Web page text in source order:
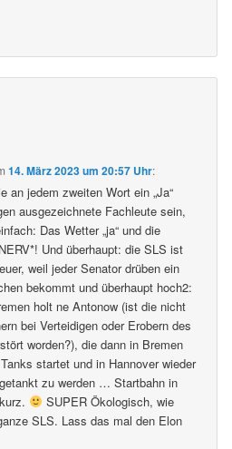
14. März 2023 um 20:57 Uhr:
an jedem zweiten Wort ein „Ja“
ausgezeichnete Fachleute sein,
Das Wetter „ja“ und die
Und überhaupt: die SLS ist
weil jeder Senator drüben ein
bekommt und überhaupt hoch2:
holt ne Antonow (ist die nicht
bei Verteidigen oder Erobern des
worden?), die dann in Bremen
startet und in Hannover wieder
zu werden … Startbahn in
SUPER Ökologisch, wie
SLS. Lass das mal den Elon